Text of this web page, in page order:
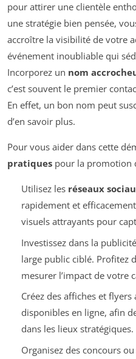
pour attirer une clientèle
une stratégie bien pensée,
accroître la visibilité de votre
événement inoubliable qui
Incorporez un nom
c’est souvent le premier
En effet, un bon nom peut
d’en savoir plus.
Pour vous aider dans cette
pratiques pour la promotion
Utilisez les réseaux
rapidement et
visuels attrayants pour
Investissez dans la
large public ciblé. Profitez
mesurer l’impact de votre
Créez des affiches et
disponibles en ligne, afin
dans les lieux stratégiques.
Organisez des concours